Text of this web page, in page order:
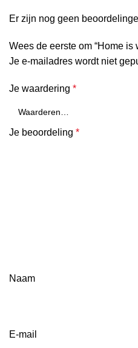
Er zijn nog geen
Wees de eerste om “Home
Je e-mailadres wordt niet
Je waardering *
Je beoordeling *
Naam
E-mail